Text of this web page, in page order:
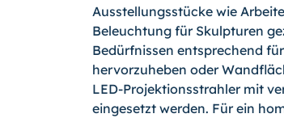
Ausstellungsstücke wie
Beleuchtung für Skulpturen
Bedürfnissen entsprechend
hervorzuheben oder
LED-Projektionsstrahler mit
eingesetzt werden. Für ein